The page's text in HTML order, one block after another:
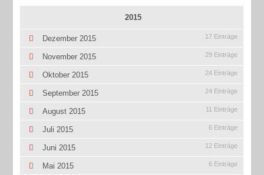
2015
Dezember 2015 17 Einträge
November 2015 29 Einträge
Oktober 2015 24 Einträge
September 2015 24 Einträge
August 2015 11 Einträge
Juli 2015 6 Einträge
Juni 2015 12 Einträge
Mai 2015 6 Einträge